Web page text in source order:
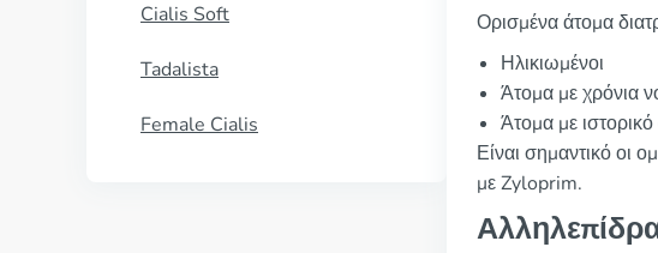
Cialis Soft
Tadalista
Female Cialis
Ορισμένα άτομα
Ηλικιωμένοι
Άτομα με χρόνια
Άτομα με
Είναι σημαντικό οι
με Zyloprim.